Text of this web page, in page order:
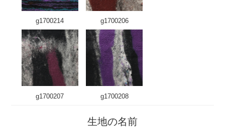
g1700214 g1700206
g1700207 g1700208
生地の名前